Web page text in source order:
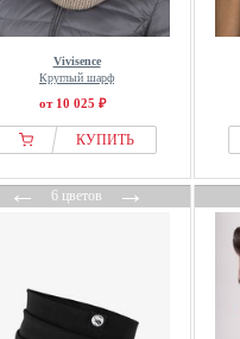
Vivisence
Круглый шарф
от 10 025 ₽
КУПИТЬ
←6 цветов→